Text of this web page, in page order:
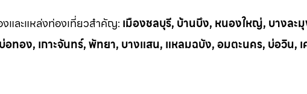
และแหล่งท่องเที่ยวสำคัญ: เมืองชลบุรี, บ้านบึง, หนองใหญ่, บางละ
ทอง, เกาะจันทร์, พัทยา, บางแสน, แหลมฉบัง, อมตะนคร, บ่อวิน,